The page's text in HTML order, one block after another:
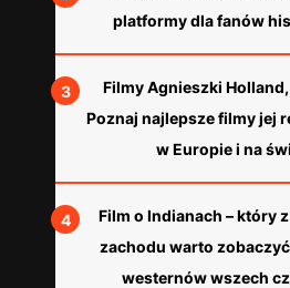
platformy dla fanów
Filmy Agnieszki
Poznaj najlepsze filmy jej
w Europie i na
Film o Indianach – który
zachodu warto
westernów wszech